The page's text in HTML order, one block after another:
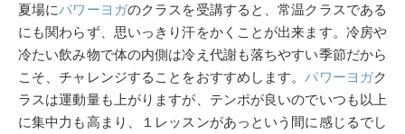
夏場にパワーヨガのクラスを受講すると、常温クラスである
にも関わらず、思いっきり汗をかくことが出来ます。冷房や
冷たい飲み物で体の内側は冷え代謝も落ちやすい季節だから
こそ、チャレンジすることをおすすめします。パワーヨガク
ラスは運動量も上がりますが、テンポが良いのでいつも以上
に集中力も高まり、１レッスンがあっという間に感じるでし